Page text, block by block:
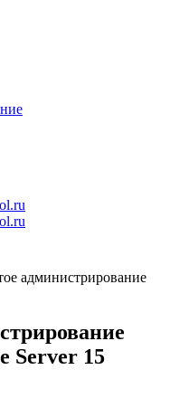
администрирование
Server 15